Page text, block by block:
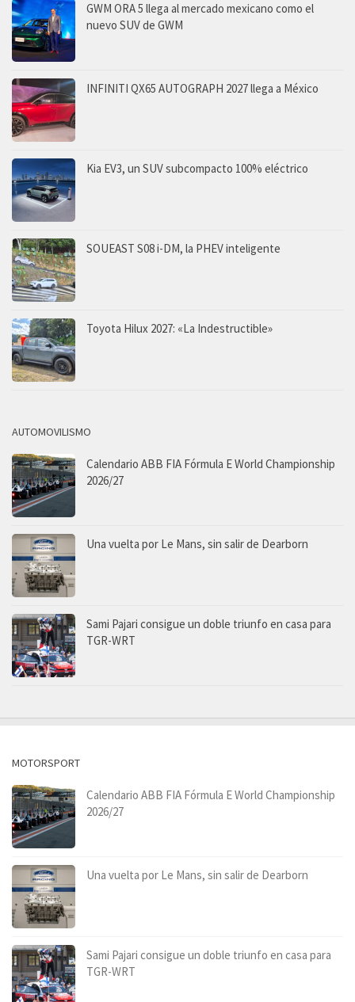
GWM ORA 5 llega al mercado mexicano como el
nuevo SUV de GWM
INFINITI QX65 AUTOGRAPH 2027 llega a México
Kia EV3, un SUV subcompacto 100% eléctrico
SOUEAST S08 i-DM, la PHEV inteligente
Toyota Hilux 2027: «La Indestructible»
AUTOMOVILISMO
Calendario ABB FIA Fórmula E World Championship
2026/27
Una vuelta por Le Mans, sin salir de Dearborn
Sami Pajari consigue un doble triunfo en casa para
TGR-WRT
MOTORSPORT
Calendario ABB FIA Fórmula E World Championship
2026/27
Una vuelta por Le Mans, sin salir de Dearborn
Sami Pajari consigue un doble triunfo en casa para
TGR-WRT